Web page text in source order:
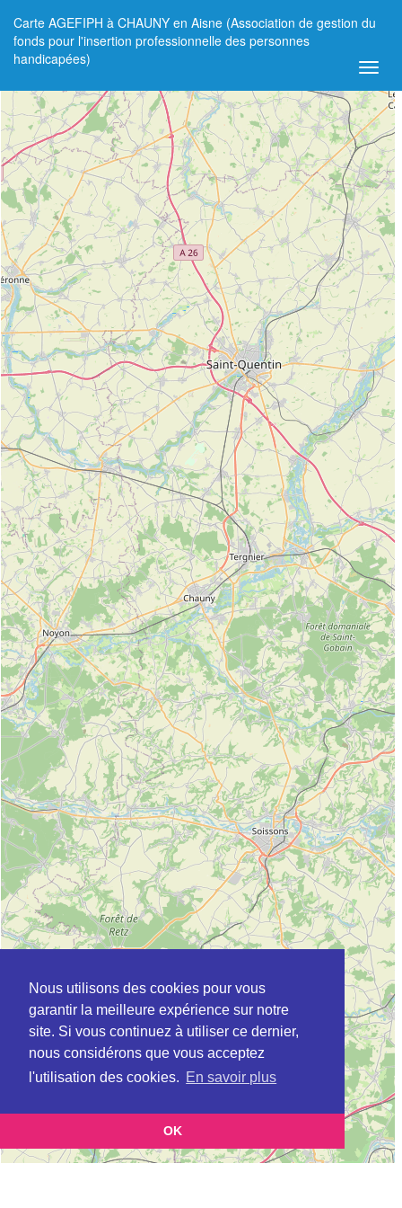
Nous utilisons des cookies pour vous
garantir la meilleure expérience sur notre
site. Si vous continuez à utiliser ce dernier,
nous considérons que vous acceptez
l'utilisation des cookies. En savoir plus
OK
Carte AGEFIPH à CHAUNY en Aisne (Association de gestion du
fonds pour l'insertion professionnelle des personnes
handicapées)
+
−